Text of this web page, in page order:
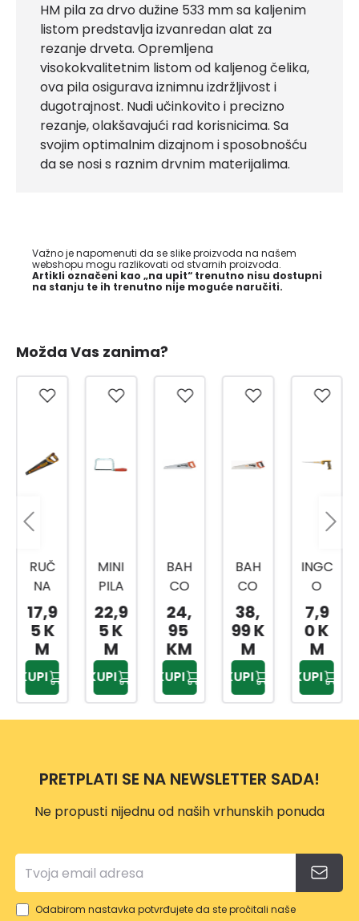
HM pila za drvo dužine 533 mm sa kaljenim
listom predstavlja izvanredan alat za
rezanje drveta. Opremljena
visokokvalitetnim listom od kaljenog čelika,
ova pila osigurava iznimnu izdržljivost i
dugotrajnost. Nudi učinkovito i precizno
rezanje, olakšavajući rad korisnicima. Sa
svojim optimalnim dizajnom i sposobnošću
da se nosi s raznim drvnim materijalima.
Važno je napomenuti da se slike proizvoda na našem
webshopu mogu razlikovati od stvarnih proizvoda.
Artikli označeni kao „na upit“ trenutno nisu dostupni
na stanju te ih trenutno nije moguće naručiti.
Možda Vas zanima?
RUČ
NA
PILA
500
MM
HHAS
6850
0
17,9
5 K
M
KUPI
MINI
PILA
SAN
DVIK
22,9
5 K
M
KUPI
BAH
CO
PILA-
LISIČ
JI
REP
SAN
DVIK
475
24,
95
KM
KUPI
BAH
CO
PILA
LISIČI
JI
REP
SAN
DVIK
475
CUT
38,
99 K
M
KUPI
INGC
O
PILA
ZA
REGI
PS
12,30
0MM
HCS3
7,9
0 K
M
KUPI
PRETPLATI SE NA NEWSLETTER SADA!
Ne propusti nijednu od naših vrhunskih ponuda
Odabirom nastavka potvrđujete da ste pročitali naše